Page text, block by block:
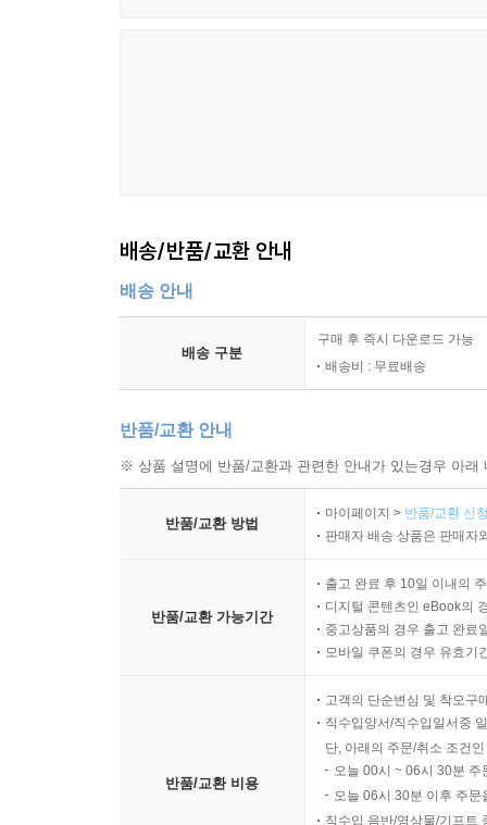
배송/반품/교환 안내
배송 안내
배송 구분
구매 후 즉시 다운로드 가능
배송비 : 무료배송
반품/교환 안내
※ 상품 설명에 반품/교환과 관련한 안내가 있는경우 아
반품/교환 방법
마이페이지 > 반품/교환 신
판매자 배송 상품은 판매자
반품/교환 가능기간
출고 완료 후 10일 이내의
디지털 콘텐츠인 eBook의
중고상품의 경우 출고 완료
모바일 쿠폰의 경우 유효기
반품/교환 비용
고객의 단순변심 및 착오구
직수입양서/직수입일서중
단, 아래의 주문/취소 조건
오늘 00시 ~ 06시 30분
오늘 06시 30분 이후 주
직수입 음반/영상물/기프트